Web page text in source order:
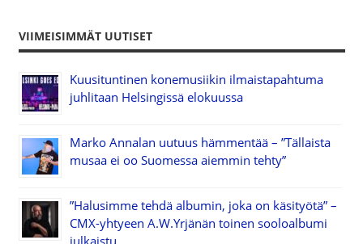
VIIMEISIMMÄT UUTISET
Kuusituntinen konemusiikin ilmaistapahtuma
juhlitaan Helsingissä elokuussa
Marko Annalan uutuus hämmentää – ”Tällaista
musaa ei oo Suomessa aiemmin tehty”
”Halusimme tehdä albumin, joka on käsityötä” –
CMX-yhtyeen A.W.Yrjänän toinen sooloalbumi